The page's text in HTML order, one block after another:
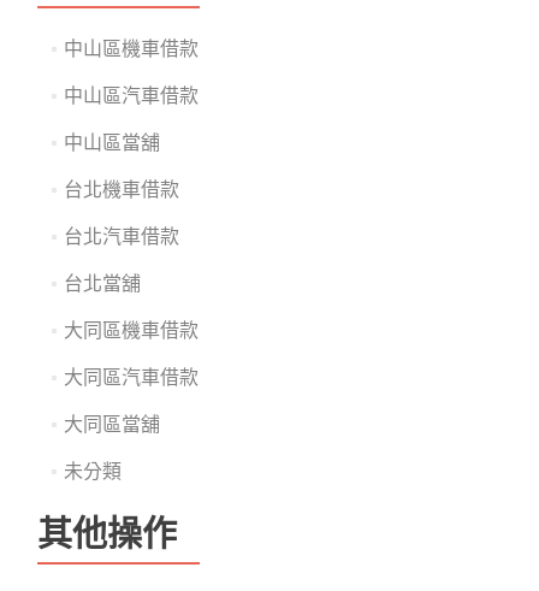
中山區機車借款
中山區汽車借款
中山區當舖
台北機車借款
台北汽車借款
台北當舖
大同區機車借款
大同區汽車借款
大同區當舖
未分類
其他操作